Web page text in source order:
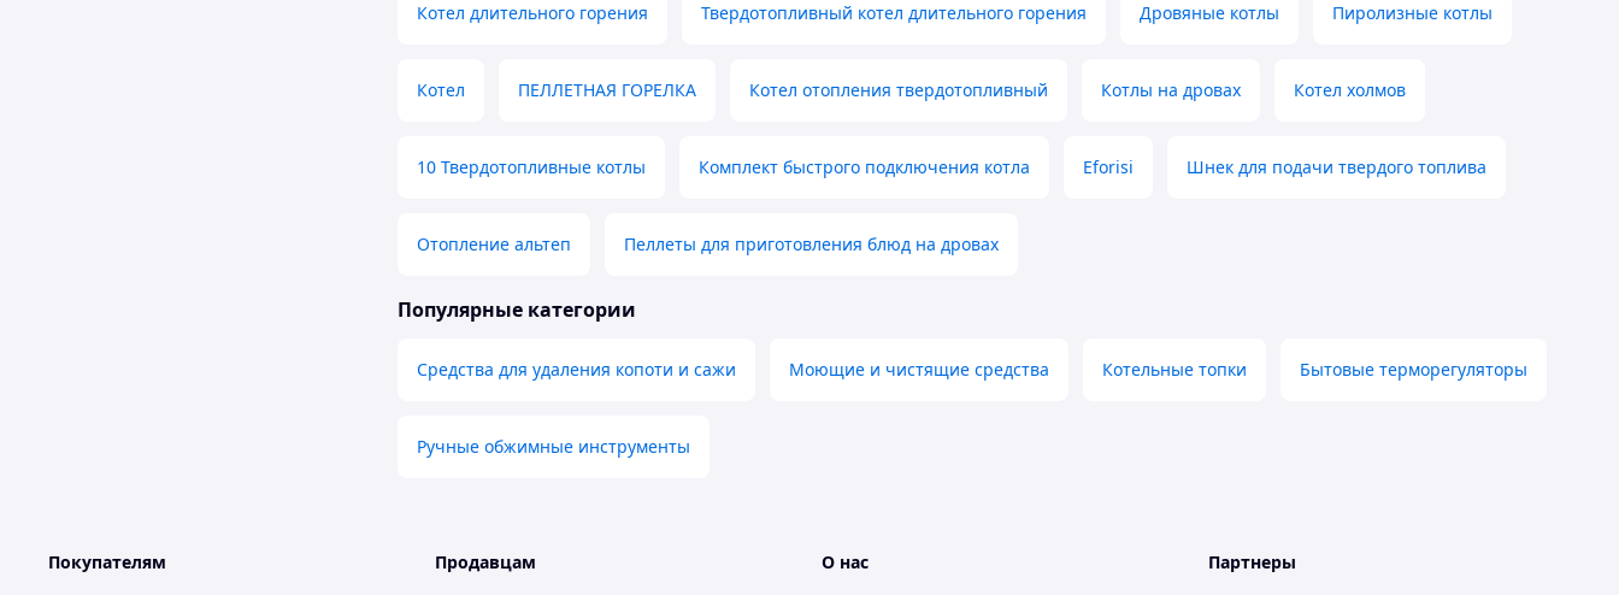
Котел длительного горения Твердотопливный котел длительного горения Дровяные котлы Пиролизные котлы
Котел ПЕЛЛЕТНАЯ ГОРЕЛКА Котел отопления твердотопливный Котлы на дровах Котел холмов
10 Твердотопливные котлы Комплект быстрого подключения котла Eforisi Шнек для подачи твердого топлива
Отопление альтеп Пеллеты для приготовления блюд на дровах
Популярные категории
Средства для удаления копоти и сажи Моющие и чистящие средства Котельные топки Бытовые терморегуляторы
Ручные обжимные инструменты
Покупателям Продавцам О нас Партнеры